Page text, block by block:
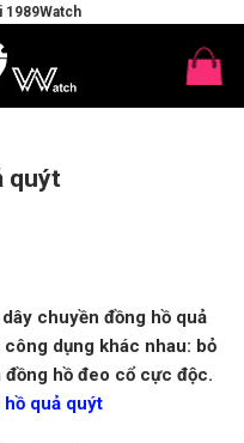
1989Watch
quýt
chuyền đồng hồ quả
dụng khác nhau: bỏ
hồ đeo cổ cực độc.
hồ quả quýt